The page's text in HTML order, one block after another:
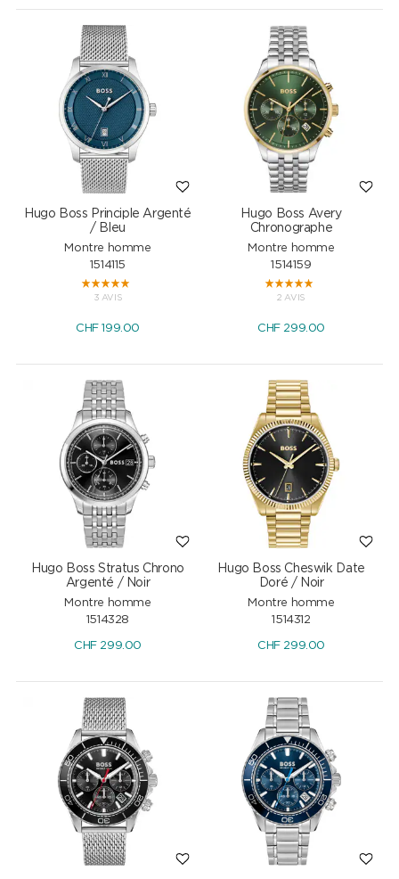
Hugo Boss Principle Argenté
/ Bleu
Montre homme
1514115
3 AVIS
CHF 199.00
Hugo Boss Avery
Chronographe
Montre homme
1514159
2 AVIS
CHF 299.00
Hugo Boss Stratus Chrono
Argenté / Noir
Montre homme
1514328
CHF 299.00
Hugo Boss Cheswik Date
Doré / Noir
Montre homme
1514312
CHF 299.00